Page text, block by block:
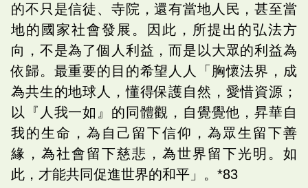
的不只是信徒、寺院，還有當地人民，甚至當
地的國家社會發展。因此，所提出的弘法方
向，不是為了個人利益，而是以大眾的利益為
依歸。最重要的目的希望人人「胸懷法界，成
為共生的地球人，懂得保護自然，愛惜資源；
以『人我一如』的同體觀，自覺覺他，昇華自
我的生命，為自己留下信仰，為眾生留下善
緣，為社會留下慈悲，為世界留下光明。如
此，才能共同促進世界的和平」。*83